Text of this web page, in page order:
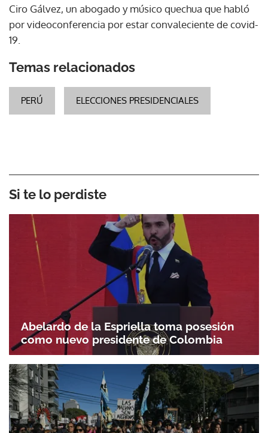
Ciro Gálvez, un abogado y músico quechua que habló
por videoconferencia por estar convaleciente de covid-
19.
Temas relacionados
PERÚ ELECCIONES PRESIDENCIALES
Si te lo perdiste
Abelardo de la Espriella toma posesión
como nuevo presidente de Colombia